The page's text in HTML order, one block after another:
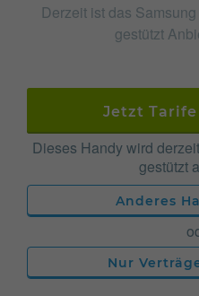
Derzeit ist das
gestützt
Jetzt
Dieses Handy wird
gestützt
Anderes
Nur